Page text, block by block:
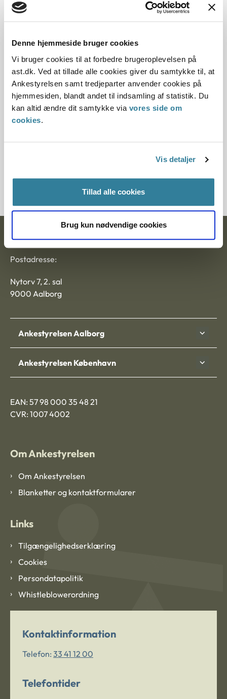
Denne hjemmeside bruger cookies
Vi bruger cookies til at forbedre brugeroplevelsen på
ast.dk. Ved at tillade alle cookies giver du samtykke til, at
Ankestyrelsen samt tredjeparter anvender cookies på
hjemmesiden, blandt andet til indsamling af statistik. Du
kan altid ændre dit samtykke via vores side om
cookies.
Vis detaljer
Tillad alle cookies
Brug kun nødvendige cookies
Dato for underskrift
06.07.2001
Offentliggørelsesdato
11.07.2013
Paragraf
600099-01
Ankestyrelsen
Postadresse:
Nytorv 7, 2. sal
9000 Aalborg
Ankestyrelsen Aalborg
Ankestyrelsen København
EAN: 57 98 000 35 48 21
CVR: 1007 4002
Om Ankestyrelsen
Om Ankestyrelsen
Blanketter og kontaktformularer
Links
Tilgængelighedserklæring
Cookies
Persondatapolitik
Whistleblowerordning
Kontaktinformation
Telefon: 33 41 12 00
Telefontider